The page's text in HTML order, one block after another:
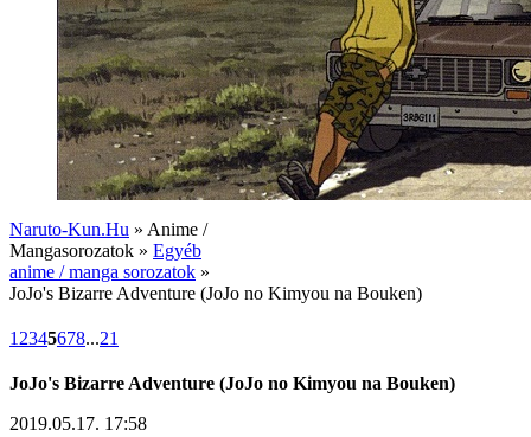
Naruto-Kun.Hu » Anime /
Mangasorozatok » Egyéb
anime / manga sorozatok »
JoJo's Bizarre Adventure (JoJo no Kimyou na Bouken)
1 2345678...21
JoJo's Bizarre Adventure (JoJo no Kimyou na Bouken)
2019.05.17. 17:58